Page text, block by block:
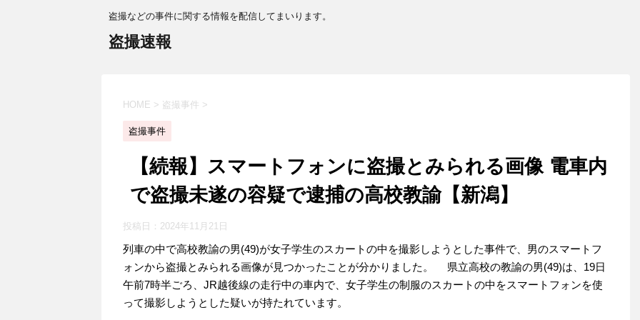
盗撮などの事件に関する情報を配信してまいります。
盗撮速報
HOME > 盗撮事件 >
盗撮事件
【続報】スマートフォンに盗撮とみられる画像 電車内
で盗撮未遂の容疑で逮捕の高校教諭【新潟】
投稿日： 2024年11月21日
列車の中で高校教諭の男(49)が女子学生のスカートの中を撮影しようとした事件で、男のスマートフ
ォンから盗撮とみられる画像が見つかったことが分かりました。 県立高校の教諭の男(49)は、19日
午前7時半ごろ、JR越後線の走行中の車内で、女子学生の制服のスカートの中をスマートフォンを使
って撮影しようとした疑いが持たれています。